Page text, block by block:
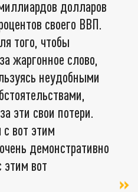
долларов
своего ВВП.
того, чтобы
жаргонное слово,
неудобными
эти свои потери.
с вот этим
демонстративно
вот